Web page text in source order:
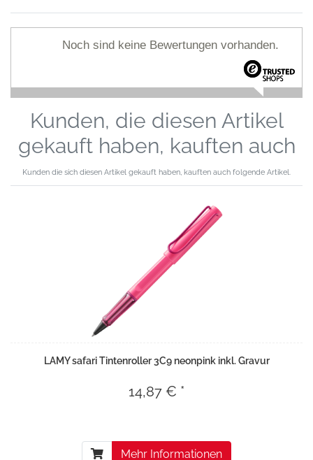
Noch sind keine Bewertungen vorhanden.
Kunden, die diesen Artikel
gekauft haben, kauften auch
Kunden die sich diesen Artikel gekauft haben, kauften auch folgende Artikel.
LAMY safari Tintenroller 3C9 neonpink inkl. Gravur
14,87 € *
Mehr Informationen